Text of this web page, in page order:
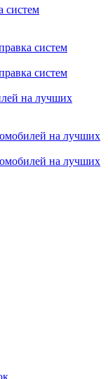
систем
систем
систем
на лучших
на лучших
на лучших